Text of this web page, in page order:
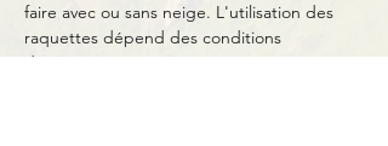
faire avec ou sans neige. L'utilisation des
raquettes dépend des conditions
d'enneigement.